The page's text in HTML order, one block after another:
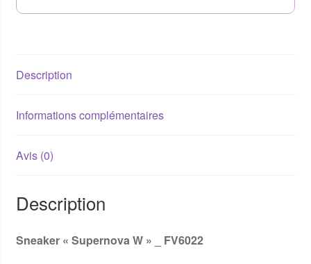
Description
Informations complémentaires
Avis (0)
Description
Sneaker « Supernova W » _ FV6022